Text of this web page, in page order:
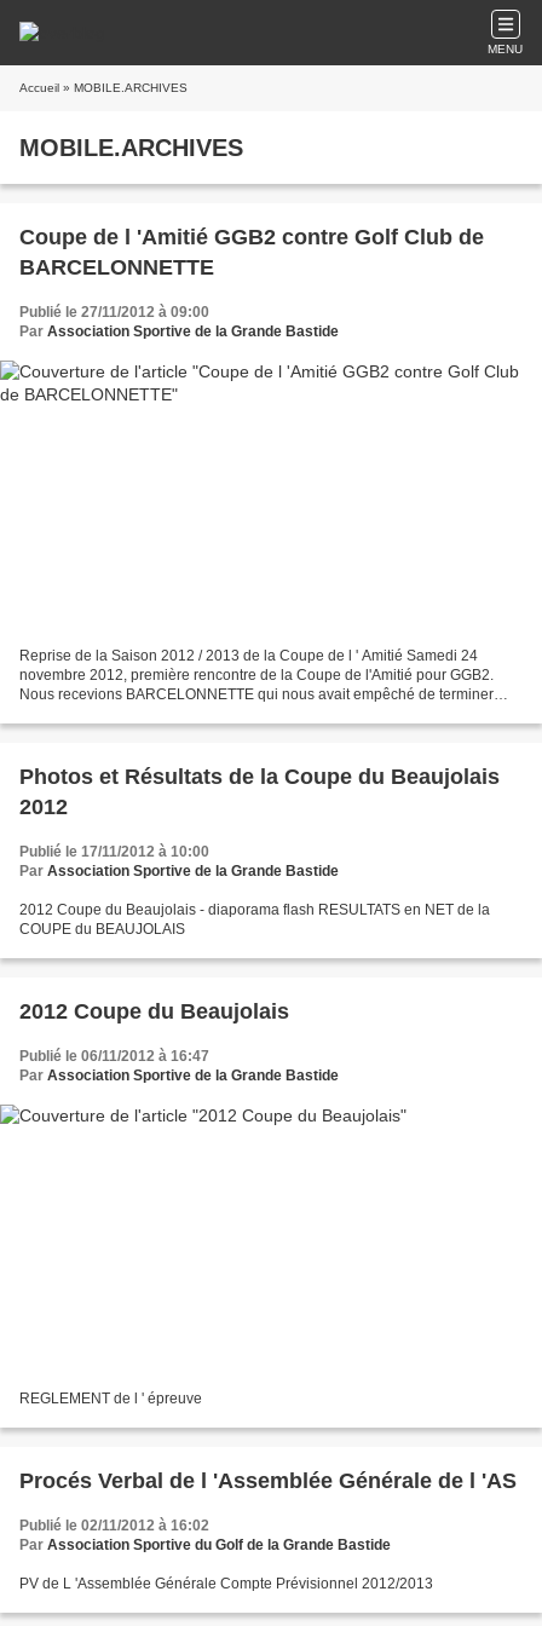
MENU
Accueil » MOBILE.ARCHIVES
MOBILE.ARCHIVES
Coupe de l 'Amitié GGB2 contre Golf Club de
BARCELONNETTE
Publié le 27/11/2012 à 09:00
Par Association Sportive de la Grande Bastide
Reprise de la Saison 2012 / 2013 de la Coupe de l ' Amitié Samedi 24
novembre 2012, première rencontre de la Coupe de l'Amitié pour GGB2.
Nous recevions BARCELONNETTE qui nous avait empêché de terminer
Photos et Résultats de la Coupe du Beaujolais
2012
Publié le 17/11/2012 à 10:00
Par Association Sportive de la Grande Bastide
2012 Coupe du Beaujolais - diaporama flash RESULTATS en NET de la
COUPE du BEAUJOLAIS
2012 Coupe du Beaujolais
Publié le 06/11/2012 à 16:47
Par Association Sportive de la Grande Bastide
REGLEMENT de l ' épreuve
Procés Verbal de l 'Assemblée Générale de l 'AS
Publié le 02/11/2012 à 16:02
Par Association Sportive du Golf de la Grande Bastide
PV de L 'Assemblée Générale Compte Prévisionnel 2012/2013